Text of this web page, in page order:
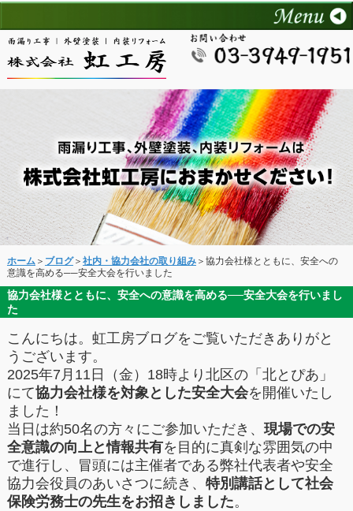
ホーム＞ ブログ＞ 社内・協力会社の取り組み＞協力会社様とともに、安全への
意識を高める──安全大会を行いました
協力会社様とともに、安全への意識を高める──安全大会を行いまし
た
こんにちは。虹工房ブログをご覧いただきありがと
うございます。
2025年7月11日（金）18時より北区の「北とぴあ」
にて協力会社様を対象とした安全大会を開催いたし
ました！
当日は約50名の方々にご参加いただき、 現場での安
全意識の向上と情報共有を目的に真剣な雰囲気の中
で進行し、
冒頭には主催者である弊社代表者や安全
協力会役員のあいさつに続き、 特別講話として社会
保険労務士の先生をお招きしました。